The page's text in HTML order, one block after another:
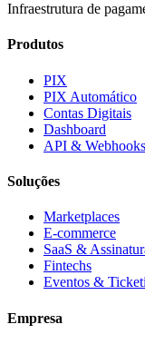
Infraestrutura de
Produtos
PIX
PIX Automático
Contas Digitais
Dashboard
API & Webhooks
Soluções
Marketplaces
E-commerce
SaaS &
Fintechs
Eventos &
Empresa